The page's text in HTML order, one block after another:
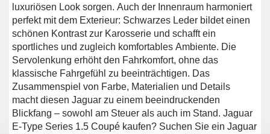
luxuriösen Look sorgen. Auch der Innenraum harmoniert
perfekt mit dem Exterieur: Schwarzes Leder bildet einen
schönen Kontrast zur Karosserie und schafft ein
sportliches und zugleich komfortables Ambiente. Die
Servolenkung erhöht den Fahrkomfort, ohne das
klassische Fahrgefühl zu beeinträchtigen. Das
Zusammenspiel von Farbe, Materialien und Details
macht diesen Jaguar zu einem beeindruckenden
Blickfang – sowohl am Steuer als auch im Stand. Jaguar
E-Type Series 1.5 Coupé kaufen? Suchen Sie ein Jaguar